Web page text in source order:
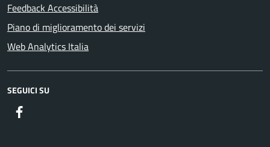
Feedback Accessibilità
Piano di miglioramento dei servizi
Web Analytics Italia
SEGUICI SU